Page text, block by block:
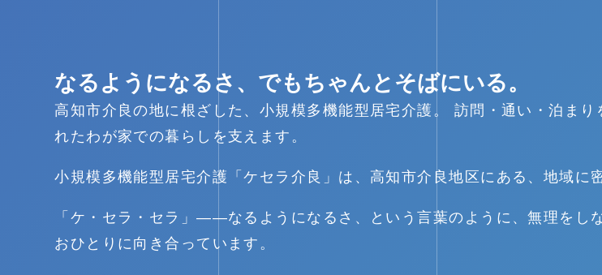
なるようになるさ、でもちゃんとそばにいる。
高知市介良の地に根ざした、小規模多機能型居宅介護。 訪問・通い・泊ま
れたわが家での暮らしを支えます。
小規模多機能型居宅介護「ケセラ介良」は、高知市介良地区にある、地域に
「ケ・セラ・セラ」——なるようになるさ、という言葉のように、無理をし
おひとりに向き合っています。